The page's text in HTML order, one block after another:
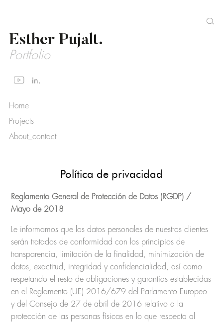
Esther Pujalt.
Portfolio
Home
Projects
About_contact
Política de privacidad
Reglamento General de Protección de Datos (RGDP) /
Mayo de 2018
Le informamos que los datos personales de nuestros clientes
serán tratados de conformidad con los principios de
transparencia, limitación de la finalidad, minimización de
datos, exactitud, integridad y confidencialidad, así como
respetando el resto de obligaciones y garantías establecidas
en el Reglamento (UE) 2016/679 del Parlamento Europeo
y del Consejo de 27 de abril de 2016 relativo a la
protección de las personas físicas en lo que respecta al